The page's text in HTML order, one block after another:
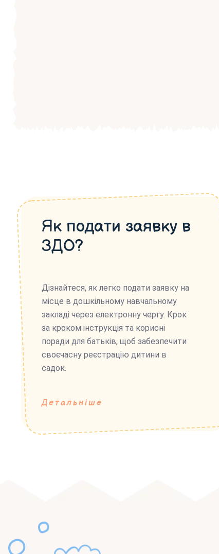
Як подати заявку в
ЗДО?
Дізнайтеся, як легко подати заявку на
місце в дошкільному навчальному
закладі через електронну чергу. Крок
за кроком інструкція та корисні
поради для батьків, щоб забезпечити
своєчасну реєстрацію дитини в
садок.
Детальніше